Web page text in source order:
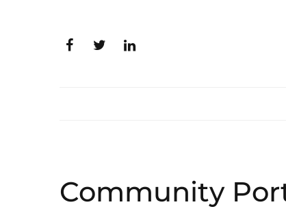
Community